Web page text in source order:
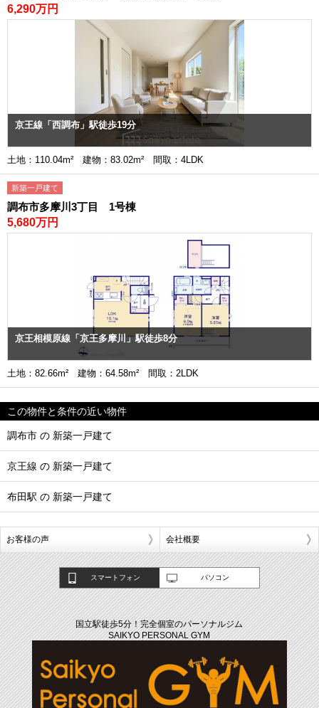
6,290万円
京王線「西調布」駅徒歩19分
土地：110.04m² 建物：83.02m² 間取：4LDK
新築一戸建て
調布市多摩川3丁目 1号棟
5,680万円
京王相模原線「京王多摩川」駅徒歩8分
土地：82.66m² 建物：64.58m² 間取：2LDK
この物件と条件の近い物件
調布市 の 新築一戸建て
京王線 の 新築一戸建て
布田駅 の 新築一戸建て
お客様の声 会社概要
スマートフォン パソコン
国立駅徒歩5分！完全個室のパーソナルジム
SAIKYO PERSONAL GYM